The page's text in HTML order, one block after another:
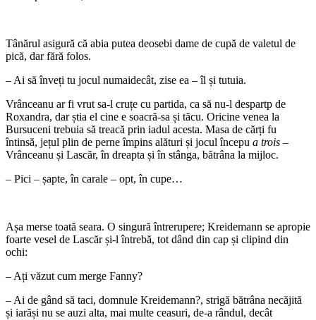
Tânărul asigură că abia putea deosebi dame de cupă de valetul de
pică, dar fără folos.
– Ai să înveți tu jocul numaidecât, zise ea – îl și tutuia.
Vrânceanu ar fi vrut sa-l cruțe cu partida, ca să nu-l despartp de
Roxandra, dar știa el cine e soacră-sa și tăcu. Oricine venea la
Bursuceni trebuia să treacă prin iadul acesta. Masa de cărți fu
întinsă, jețul plin de perne împins alături și jocul începu a trois –
Vrânceanu și Lascăr, în dreapta și în stânga, bătrâna la mijloc.
– Pici – șapte, în carale – opt, în cupe…
Așa merse toată seara. O singură întrerupere; Kreidemann se apropie
foarte vesel de Lascăr și-l întrebă, tot dând din cap și clipind din
ochi:
– Ați văzut cum merge Fanny?
– Ai de gând să taci, domnule Kreidemann?, strigă bătrâna necăjită
și iarăși nu se auzi alta, mai multe ceasuri, de-a rândul, decât